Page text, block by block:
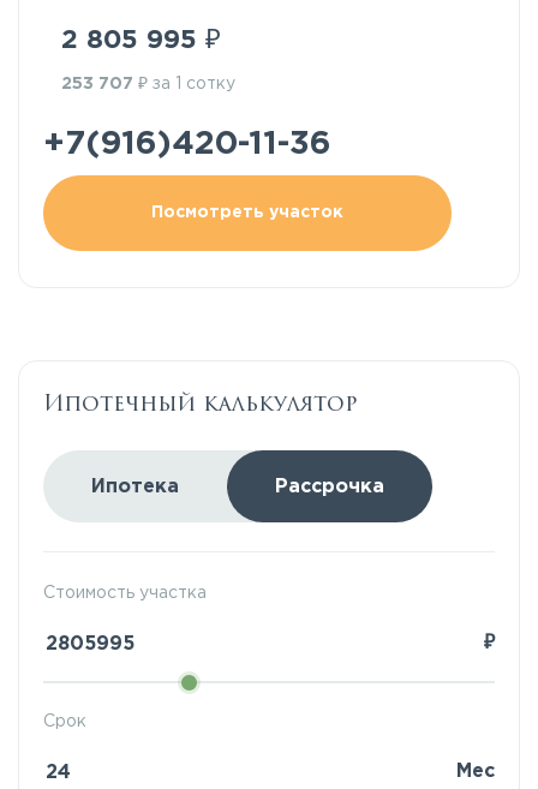
2 805 995 ₽
253 707 ₽ за 1 сотку
+7(916)420-11-36
Посмотреть участок
Ипотечный калькулятор
Ипотека Рассрочка
Стоимость участка
₽
Срок
Мес